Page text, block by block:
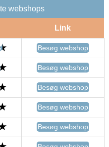
webshops
Link
Besøg webshop
Besøg webshop
Besøg webshop
Besøg webshop
Besøg webshop